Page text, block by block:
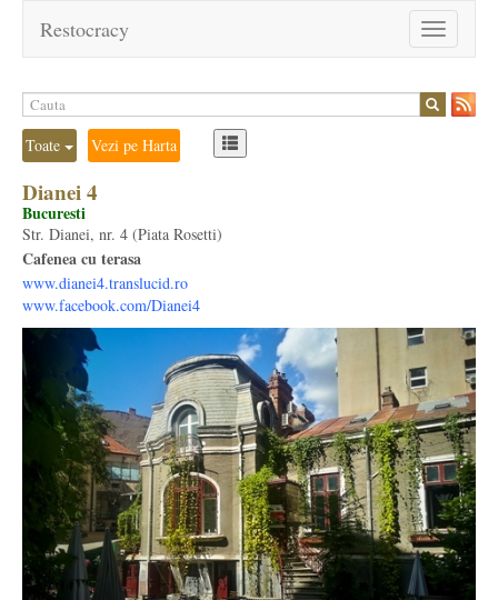
Toggle
navigation
Restocracy
Toate Vezi pe Harta
Dianei 4
Bucuresti
Str. Dianei, nr. 4 (Piata Rosetti)
Cafenea cu terasa
www.dianei4.translucid.ro
www.facebook.com/Dianei4